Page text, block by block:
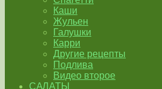
Каши
Жульен
Галушки
Карри
Другие рецепты
Подлива
Видео второе
САЛАТЫ